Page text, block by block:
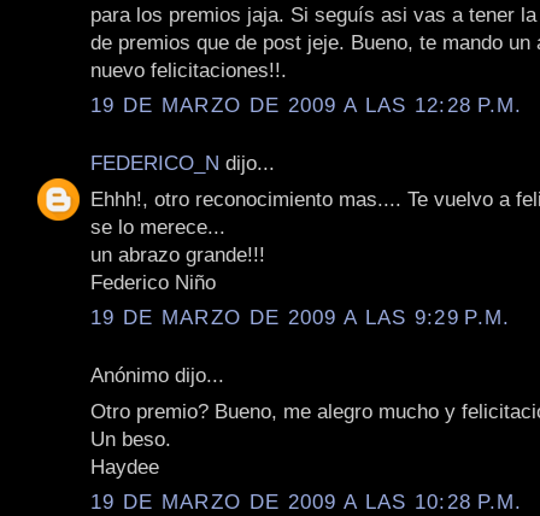
para los premios jaja. Si seguís asi vas a tener
de premios que de post jeje. Bueno, te mando un
nuevo felicitaciones!!.
19 DE MARZO DE 2009 A LAS 12:28 P.M.
FEDERICO_N dijo...
Ehhh!, otro reconocimiento mas.... Te vuelvo a
se lo merece...
un abrazo grande!!!
Federico Niño
19 DE MARZO DE 2009 A LAS 9:29 P.M.
Anónimo dijo...
Otro premio? Bueno, me alegro mucho y
Un beso.
Haydee
19 DE MARZO DE 2009 A LAS 10:28 P.M.